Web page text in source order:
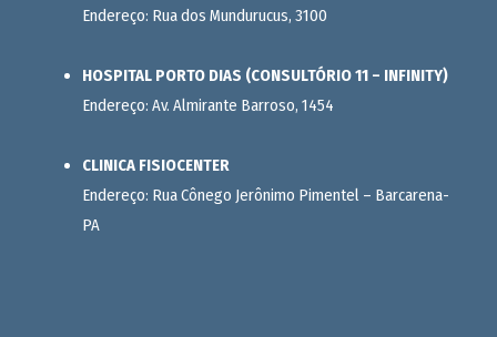
Endereço: Rua dos Mundurucus, 3100
HOSPITAL PORTO DIAS (CONSULTÓRIO 11 – INFINITY)
Endereço: Av. Almirante Barroso, 1454
CLINICA FISIOCENTER
Endereço: Rua Cônego Jerônimo Pimentel – Barcarena-
PA